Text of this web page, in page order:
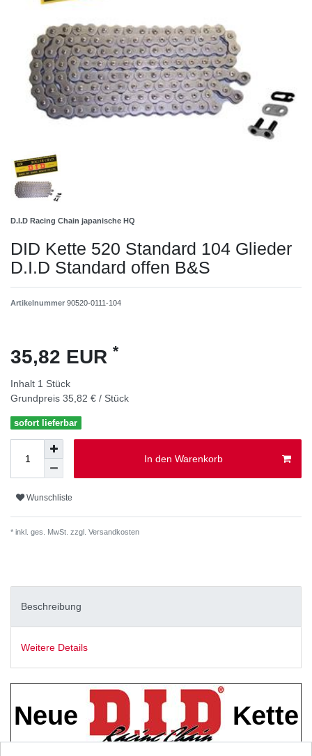
D.I.D Racing Chain japanische HQ
DID Kette 520 Standard 104 Glieder
D.I.D Standard offen B&S
Artikelnummer 90520-0111-104
35,82 EUR *
Inhalt 1 Stück
Grundpreis 35,82 € / Stück
sofort lieferbar
In den Warenkorb
Wunschliste
* inkl. ges. MwSt. zzgl. Versandkosten
Beschreibung
Weitere Details
Neue Kette